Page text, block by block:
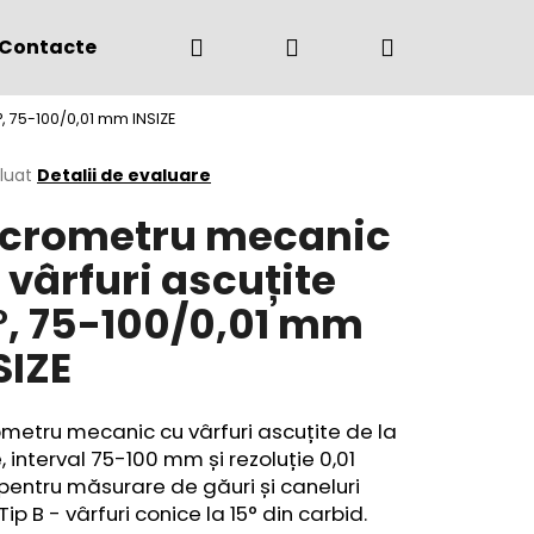
Contacte (+4) 0775 291 134
Căutare Autentificare
100/0,01 mm INSIZE
Detalii de evaluare
mecanic
vârfuri ascuțite
75-100/0,01 mm
mecanic cu vârfuri ascuțite de la
interval 75-100 mm și rezoluție 0,01
măsurare de găuri și caneluri
B - vârfuri conice la 15° din carbid.